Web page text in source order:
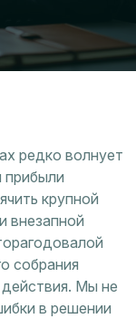
редко волнует
прибыли
крупной
внезапной
собрания
Мы не
в решении